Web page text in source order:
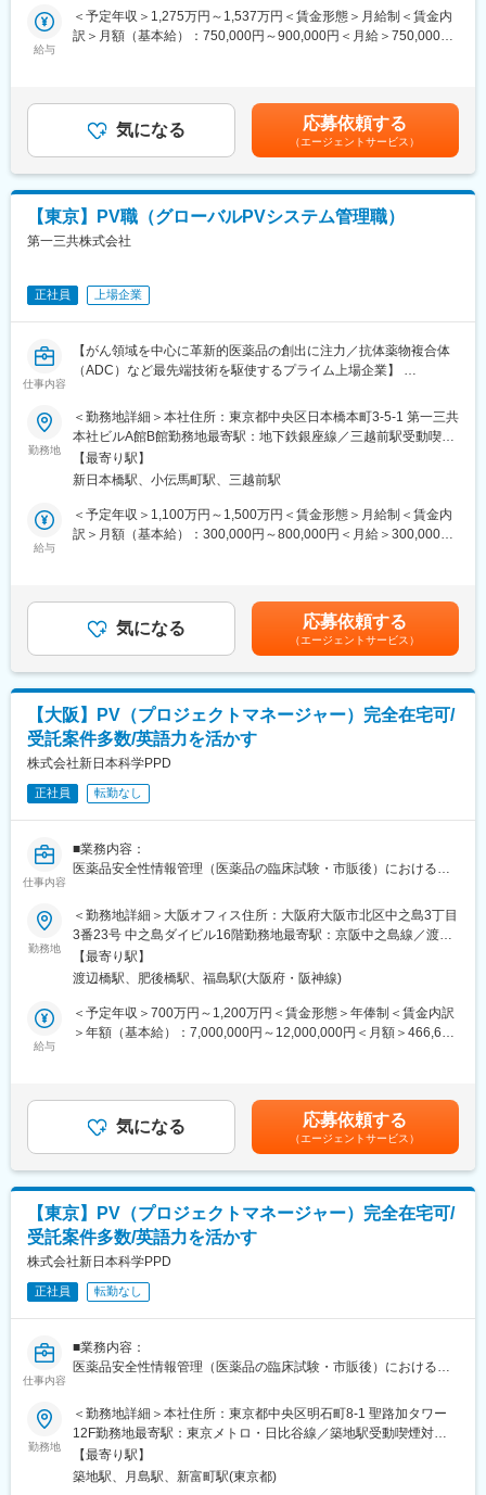
・グローバルPVプロジェクトへの参画
・海外クライアント・規制当局との英語/中国語でのコミュニケー
薬が市場に出る前の「本当に効くか・安全か」を確かめる試験
を、画像診断を使って支援している会社です。医療画像を専門的
に解析し、薬の効き目を客観的な数字で示し、新薬開発の成功を
裏側から支えています。
日本でいち早くこの画像診断の分野に特化したパイオニアであ
り、多くの製薬会社や大学病院と長年取引をしています。安定性
変更の範囲：会社の定める業務
・製品開発および規制当局への申請に向けた安全性戦略の策定、
ベネフィット・リスク評価の監督、ならびに治験薬および市販薬
し、また開発および市販後活動全般にわたって、安全性情報を提
供いただきます。
・社内外の会議において、ファーマコヴィジランス部門を代表し
ます
■ポジションの魅力
ながら、グローバル視点で患者安全に関わります
◇医学的専門性を活かしながら、安全性シグナル評価、Benefit-
Risk Assessment、RMP、当局対応など、幅広い意思決定に関与
できます。
◇開発から市販後まで製品ライフサイクル全体に関わり、患者さ
んへの価値最大化に貢献できる
家と協働し、クロスファンクショナルに働くことが可能です。
◇グローバル化やDXなど、変化の大きい環境の中で、新しいPV
のあり方を形作る経験ができます
◇「患者様にとって本当に望ましい安全対策とは何か」を、多様
■協和キリンについて
を重点疾患領域として設定し、同社の強みである抗体技術を活用
した抗体医薬品の国内外における臨床開発ステージアップや、技
術・製品ライセンス契約の締結などを推進し、バイオ医薬等の画
期的な新薬を継続的に創出し、日本発のグローバル・スペシャリ
ティファーマとなることを目指しています
変更の範囲：会社の定める業務
給与
＜予定年収＞1,275万円～1,537万円＜賃金形態＞月給制＜賃金内
訳＞月額（基本給）：750,000円～900,000円＜月給＞750,000円
異なる）：78,000円（東京・独身・最大）116,000円（東京・3人
以下・最大額）、143,000円（東京、4人以上・最大額）賃金はあ
くまでも目安の金額であり、選考を通じて上下する可能性があり
ます。月給(月額)は固定手当を含めた表記です。
気になる 応募依頼する
（エージェントサービス）
【東京】PV職（グローバルPVシステム管理職）
第一三共株式会社
正社員 上場企業
仕事内容
【がん領域を中心に革新的医薬品の創出に注力／抗体薬物複合体
（ADC）など最先端技術を駆使するプライム上場企業】
■業務内容：
・グローバル安全性データベースおよび周辺システム・ツールの
運用管理業務
・グローバルでの新規システム・ツールの導入業務
・グローバルでのシステム・ツール管理チーム調整業務
・海外システム管理ベンダーとの調整業務
・新技術（RPA、AI）等の導入検討業務
の運用管理を統括する
・安全管理本部内のPV systemに関わる中長期的課題の解決に向
けた戦略・企画を立案・推進し、当社のグローバルPV systemの
■キャリアパス：
・安全性情報管理担当の即戦力として、実務経験を積むと共に、
当社に対する理解を深める。
・その後、当人の適性を踏まえ、グローバル組織でのリードや国
内組織でマネジメント職の登用を視野に入れた育成を行う。ま
た、ジョブローテンションも視野に入れる。
■会社について：
100年の長い期間にわたり受け継がれてきたサイエンス＆テクノ
ロジーの強みを活かして、先進的医薬品の創出に挑戦し続けてい
ルメテック」、抗インフルエンザウイルス剤「イナビル」など、
革新的な医薬品を世の中に数多く送り出しています。現在は、こ
れまでに培った基盤の上に、アンメッドメディカルニーズの高い
領域で更なる研究競争力を構築し、医療満足度の向上に貢献した
変更の範囲：会社の定める業務
勤務地
＜勤務地詳細＞本社住所：東京都中央区日本橋本町3-5-1 第一三共
本社ビルA館B館勤務地最寄駅：地下鉄銀座線／三越前駅受動喫煙
対策：屋内全面禁煙変更の範囲：会社の定める事業所
【最寄り駅】
新日本橋駅、小伝馬町駅、三越前駅
給与
＜予定年収＞1,100万円～1,500万円＜賃金形態＞月給制＜賃金内
訳＞月額（基本給）：300,000円～800,000円＜月給＞300,000円
選考を通じて上下する可能性があります。月給(月額)は固定手当を
含めた表記です。
気になる 応募依頼する
（エージェントサービス）
【大阪】PV（プロジェクトマネージャー）完全在宅可/
受託案件多数/英語力を活かす
株式会社新日本科学PPD
正社員 転勤なし
仕事内容
■業務内容：
医薬品安全性情報管理（医薬品の臨床試験・市販後）におけるプ
■業務詳細：
・臨床試験および市販後の医薬品安全性情報管理におけるプロジ
ェクトマネジメントを担当。チームマネージャーと連携し、進
捗・品質・予算管理および顧客対応を行う。
・リソース管理（人員・予算）、リスク特定・エスカレーション
を通じて、GVP/GCP等のコンプライアンスを維持・向上。
・業務プロセスの標準化・最適化やKPIに基づく改善を推進し、社
内外ステークホルダーとの調整や会議運営、課題解決をリード。
PMDA・顧客・社内他部署との交渉や、グローバルチーム・提携
・IT活用による業務効率化やチーム生産性向上、若手メンバーの
指導を担い、プロジェクト品質を確保。組織全体の成長にも主体
的に貢献する。
■当社のPVの特徴
PPD Globalと同じプロセスで動いており、Globalの一員として仕
事をする事が可能です。 現状多くの受託があり、今後も組織の拡
大を予定しているため、既存のやり方に縛られず、今までとは違
う新しい組織体制やより効率的なワークフローを自ら提案・構築
できるやりがいがあります。
■社風：
当社の企業文化には、社員同士互いを尊重し、個性を大切にする
社風があります。
仕事を通じて磨かれたチームワークの絆は深く、質の高いサービ
勤務地
＜勤務地詳細＞大阪オフィス住所：大阪府大阪市北区中之島3丁目
3番23号 中之島ダイビル16階勤務地最寄駅：京阪中之島線／渡辺
橋駅受動喫煙対策：屋内全面禁煙変更の範囲：会社の定める事業
所（リモートワーク含む）
【最寄り駅】
渡辺橋駅、肥後橋駅、福島駅(大阪府・阪神線)
給与
＜予定年収＞700万円～1,200万円＜賃金形態＞年俸制＜賃金内訳
＞年額（基本給）：7,000,000円～12,000,000円＜月額＞466,666
は御座いません。※毎年3月末に業績に応じて業績賞与の支給があ
ります。賃金はあくまでも目安の金額であり、選考を通じて上下
する可能性があります。月給(月額)は固定手当を含めた表記です。
気になる 応募依頼する
（エージェントサービス）
【東京】PV（プロジェクトマネージャー）完全在宅可/
受託案件多数/英語力を活かす
株式会社新日本科学PPD
正社員 転勤なし
仕事内容
■業務内容：
医薬品安全性情報管理（医薬品の臨床試験・市販後）におけるプ
■業務詳細：
・臨床試験および市販後の医薬品安全性情報管理におけるプロジ
ェクトマネジメントを担当。チームマネージャーと連携し、進
捗・品質・予算管理および顧客対応を行う
勤務地
＜勤務地詳細＞本社住所：東京都中央区明石町8-1 聖路加タワー
12F勤務地最寄駅：東京メトロ・日比谷線／築地駅受動喫煙対
策：屋内全面禁煙変更の範囲：会社の定める事業所（リモートワ
ーク含む）
【最寄り駅】
築地駅、月島駅、新富町駅(東京都)